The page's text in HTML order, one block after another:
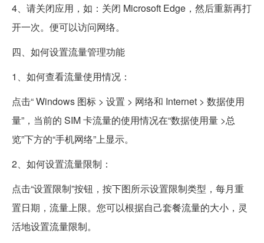
4、请关闭应用，如：关闭 Microsoft Edge，然后重新再打
开一次。便可以访问网络。
四、如何设置流量管理功能
1、如何查看流量使用情况：
点击“ Windows 图标 > 设置 > 网络和 Internet > 数据使用
量”，当前的 SIM 卡流量的使用情况在“数据使用量 >总
览”下方的“手机网络”上显示。
2、如何设置流量限制：
点击“设置限制”按钮，按下图所示设置限制类型，每月重
置日期，流量上限。您可以根据自己套餐流量的大小，灵
活地设置流量限制。